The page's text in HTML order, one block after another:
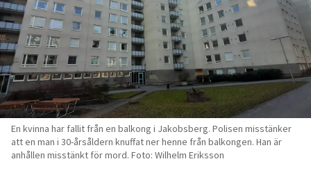
En kvinna har fallit från en balkong i Jakobsberg. Polisen misstänker
att en man i 30-årsåldern knuffat ner henne från balkongen. Han är
anhållen misstänkt för mord. Foto: Wilhelm Eriksson